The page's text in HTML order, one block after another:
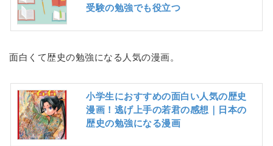
受験の勉強でも役立つ
面白くて歴史の勉強になる人気の漫画。
小学生におすすめの面白い人気の歴史
漫画！逃げ上手の若君の感想｜日本の
歴史の勉強になる漫画